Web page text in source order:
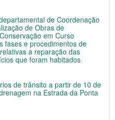
de Coordenação
de Obras de
em Curso
fases e procedimentos de
a reparação das
que foram habitados
de trânsito a partir de 10 de
na Estrada da Ponta